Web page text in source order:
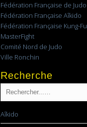
Fédération Française de Judo
Fédération Française Aîkido
Fédération Française Kung-Fu
MasterFight
Comité Nord de Judo
Ville Ronchin
Recherche
Aîkido